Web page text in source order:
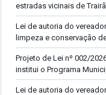
estradas vicinais de
Lei de autoria do
limpeza e conservação
Projeto de Lei nº 002/
institui o Programa
Lei de autoria do